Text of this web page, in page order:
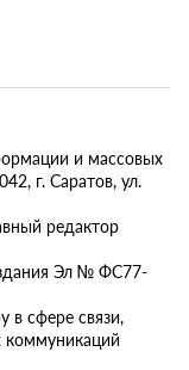
и массовых
г. Саратов, ул.
редактор
Эл № ФС77-
в сфере связи,